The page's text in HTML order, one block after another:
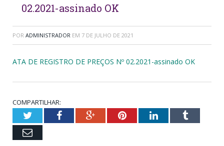
02.2021-assinado OK
POR ADMINISTRADOR EM 7 DE JULHO DE 2021
ATA DE REGISTRO DE PREÇOS Nº 02.2021-assinado OK
COMPARTILHAR:
TwitterFacebookGoogle+PinterestLinkedInTumblr
Email